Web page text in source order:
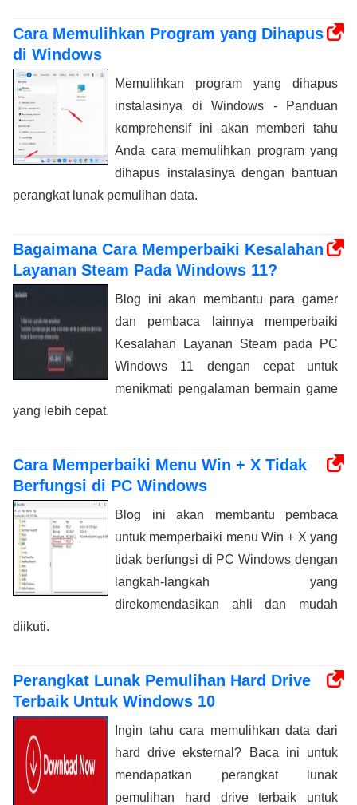
Cara Memulihkan Program yang Dihapus
di Windows
Memulihkan program yang dihapus
instalasinya di Windows - Panduan
komprehensif ini akan memberi tahu
Anda cara memulihkan program yang
dihapus instalasinya dengan bantuan
perangkat lunak pemulihan data.
Bagaimana Cara Memperbaiki Kesalahan
Layanan Steam Pada Windows 11?
Blog ini akan membantu para gamer
dan pembaca lainnya memperbaiki
Kesalahan Layanan Steam pada PC
Windows 11 dengan cepat untuk
menikmati pengalaman bermain game
yang lebih cepat.
Cara Memperbaiki Menu Win + X Tidak
Berfungsi di PC Windows
Blog ini akan membantu pembaca
untuk memperbaiki menu Win + X yang
tidak berfungsi di PC Windows dengan
langkah-langkah yang
direkomendasikan ahli dan mudah
diikuti.
Perangkat Lunak Pemulihan Hard Drive
Terbaik Untuk Windows 10
Ingin tahu cara memulihkan data dari
hard drive eksternal? Baca ini untuk
mendapatkan perangkat lunak
pemulihan hard drive terbaik untuk